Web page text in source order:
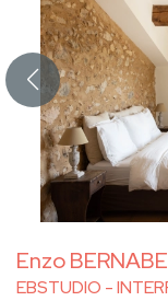
Enzo
EBSTUDIO -